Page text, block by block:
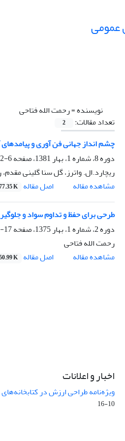
عمومی
نویسنده =رحمت الله فتاحی
تعداد مقالات:
2
چشم انداز جهانی فن آوری و
دوره 8، شماره 1، بهار 1381، صفحه
6-12
ریچارد.ال. واترز، گل سنا گلینی
مشاهده مقاله
اصل مقاله K
طرحی برای حفظ و تداوم سواد و
دوره 2، شماره 1، بهار 1375، صفحه
17-21
رحمت الله فتاحی
مشاهده مقاله
اصل مقاله K
اخبار و اعلانات
ویژه‌نامه طراحی ارزش در
10-16